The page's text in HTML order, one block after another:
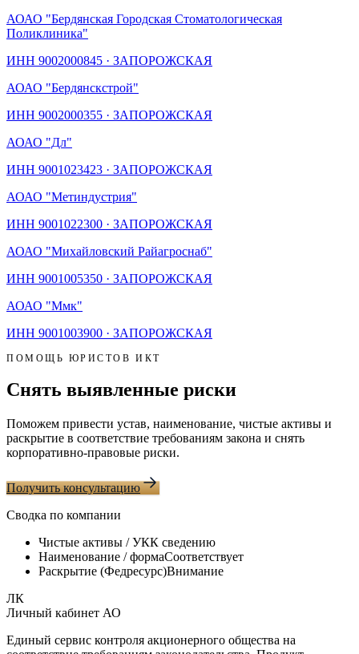
АОАО "Бердянская Городская Стоматологическая
Поликлиника"
ИНН 9002000845 · ЗАПОРОЖСКАЯ
АОАО "Бердянскстрой"
ИНН 9002000355 · ЗАПОРОЖСКАЯ
АОАО "Дл"
ИНН 9001023423 · ЗАПОРОЖСКАЯ
АОАО "Метиндустрия"
ИНН 9001022300 · ЗАПОРОЖСКАЯ
АОАО "Михайловский Райагроснаб"
ИНН 9001005350 · ЗАПОРОЖСКАЯ
АОАО "Ммк"
ИНН 9001003900 · ЗАПОРОЖСКАЯ
ПОМОЩЬ ЮРИСТОВ ИКТ
Снять выявленные риски
Поможем привести устав, наименование, чистые активы и
раскрытие в соответствие требованиям закона и снять
корпоративно-правовые риски.
Получить консультацию
Сводка по компании
Чистые активы / УКК сведению
Наименование / формаСоответствует
Раскрытие (Федресурс)Внимание
ЛК
Личный кабинет АО
Единый сервис контроля акционерного общества на